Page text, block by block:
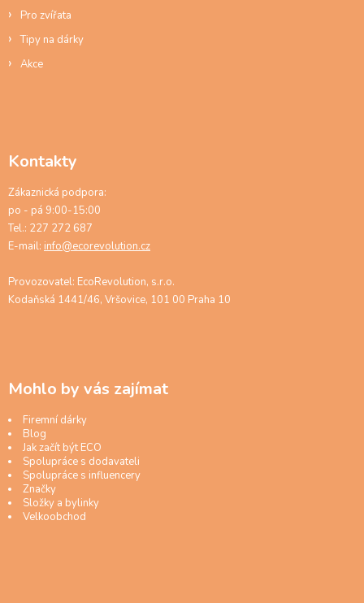
Pro zvířata
Tipy na dárky
Akce
Kontakty
Zákaznická podpora:
po - pá 9:00-15:00
Tel.: 227 272 687
E-mail: info@ecorevolution.cz
Provozovatel: EcoRevolution, s.r.o.
Kodaňská 1441/46, Vršovice, 101 00 Praha 10
Mohlo by vás zajímat
Firemní dárky
Blog
Jak začít být ECO
Spolupráce s dodavateli
Spolupráce s influencery
Značky
Složky a bylinky
Velkoobchod